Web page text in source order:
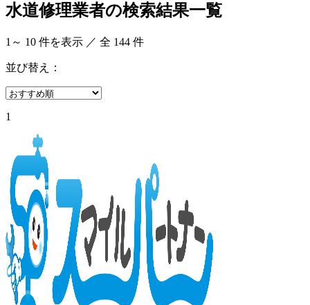
水道修理業者の検索結果一覧
1 ～ 10 件を表示 ／ 全 144 件
並び替え：
1